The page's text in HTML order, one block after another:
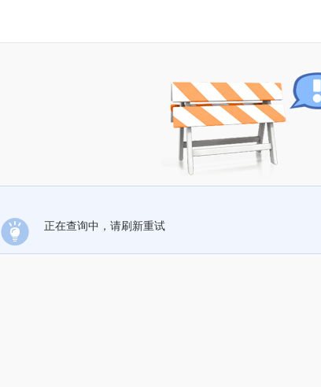
正在查询中，请刷新重试